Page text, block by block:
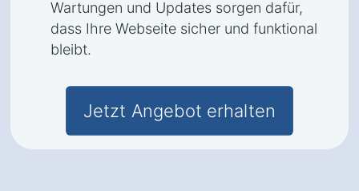
Wartungen und Updates sorgen dafür,
dass Ihre Webseite sicher und funktional
bleibt.
Jetzt Angebot erhalten